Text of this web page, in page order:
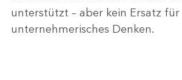
unterstützt – aber kein Ersatz für
unternehmerisches Denken.